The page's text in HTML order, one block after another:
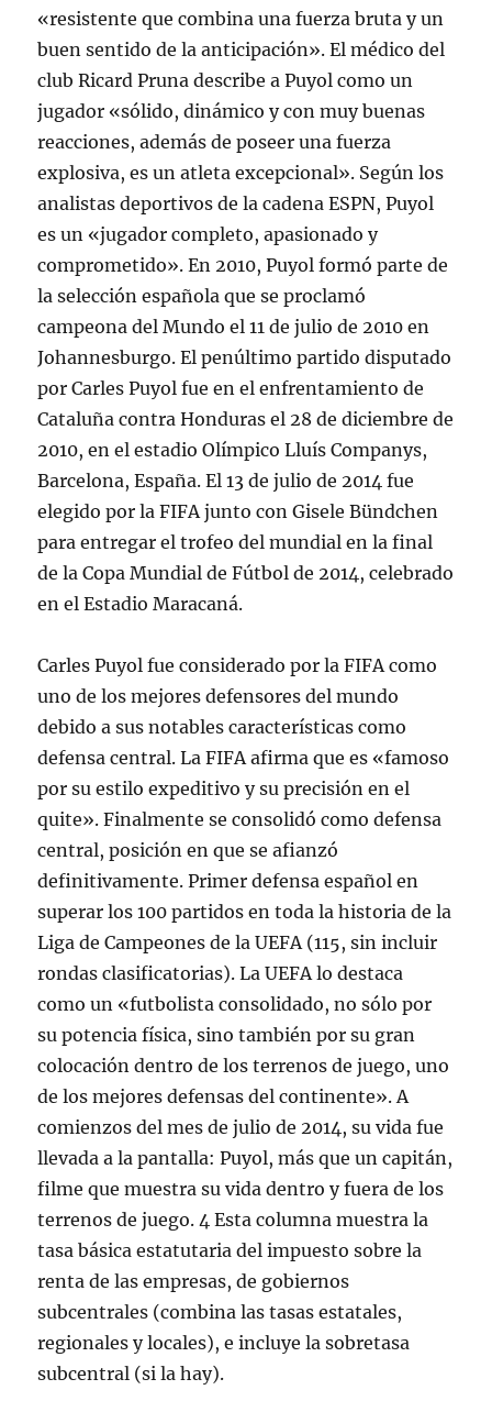
«resistente que combina una fuerza bruta y un
buen sentido de la anticipación». El médico del
club Ricard Pruna describe a Puyol como un
jugador «sólido, dinámico y con muy buenas
reacciones, además de poseer una fuerza
explosiva, es un atleta excepcional». Según los
analistas deportivos de la cadena ESPN, Puyol
es un «jugador completo, apasionado y
comprometido». En 2010, Puyol formó parte de
la selección española que se proclamó
campeona del Mundo el 11 de julio de 2010 en
Johannesburgo. El penúltimo partido disputado
por Carles Puyol fue en el enfrentamiento de
Cataluña contra Honduras el 28 de diciembre de
2010, en el estadio Olímpico Lluís Companys,
Barcelona, España. El 13 de julio de 2014 fue
elegido por la FIFA junto con Gisele Bündchen
para entregar el trofeo del mundial en la final
de la Copa Mundial de Fútbol de 2014, celebrado
en el Estadio Maracaná.
Carles Puyol fue considerado por la FIFA como
uno de los mejores defensores del mundo
debido a sus notables características como
defensa central. La FIFA afirma que es «famoso
por su estilo expeditivo y su precisión en el
quite». Finalmente se consolidó como defensa
central, posición en que se afianzó
definitivamente. Primer defensa español en
superar los 100 partidos en toda la historia de la
Liga de Campeones de la UEFA (115, sin incluir
rondas clasificatorias). La UEFA lo destaca
como un «futbolista consolidado, no sólo por
su potencia física, sino también por su gran
colocación dentro de los terrenos de juego, uno
de los mejores defensas del continente». A
comienzos del mes de julio de 2014, su vida fue
llevada a la pantalla: Puyol, más que un capitán,
filme que muestra su vida dentro y fuera de los
terrenos de juego. 4 Esta columna muestra la
tasa básica estatutaria del impuesto sobre la
renta de las empresas, de gobiernos
subcentrales (combina las tasas estatales,
regionales y locales), e incluye la sobretasa
subcentral (si la hay).